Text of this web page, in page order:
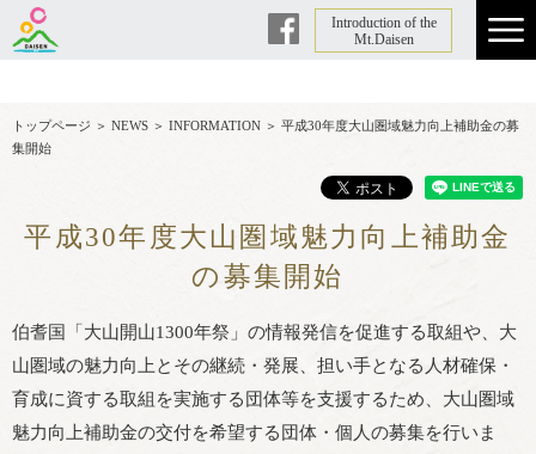
Facebook
Introduction of the
Mt.Daisen
トップページ ＞ NEWS ＞ INFORMATION ＞ 平成30年度大山圏域魅力向上補助金の募
集開始
平成30年度大山圏域魅力向上補助金
の募集開始
伯耆国「大山開山1300年祭」の情報発信を促進する取組や、大
山圏域の魅力向上とその継続・発展、担い手となる人材確保・
育成に資する取組を実施する団体等を支援するため、大山圏域
魅力向上補助金の交付を希望する団体・個人の募集を行いま